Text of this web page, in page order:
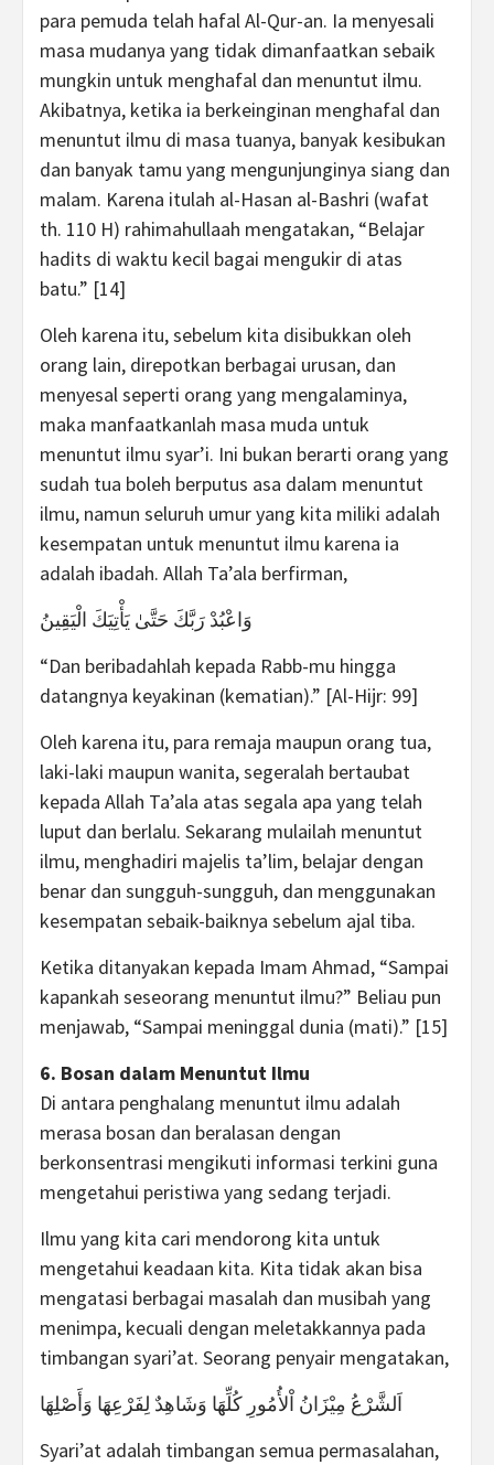
para pemuda telah hafal Al-Qur-an. Ia menyesali
masa mudanya yang tidak dimanfaatkan sebaik
mungkin untuk menghafal dan menuntut ilmu.
Akibatnya, ketika ia berkeinginan menghafal dan
menuntut ilmu di masa tuanya, banyak kesibukan
dan banyak tamu yang mengunjunginya siang dan
malam. Karena itulah al-Hasan al-Bashri (wafat
th. 110 H) rahimahullaah mengatakan, “Belajar
hadits di waktu kecil bagai mengukir di atas
batu.” [14]
Oleh karena itu, sebelum kita disibukkan oleh
orang lain, direpotkan berbagai urusan, dan
menyesal seperti orang yang mengalaminya,
maka manfaatkanlah masa muda untuk
menuntut ilmu syar’i. Ini bukan berarti orang yang
sudah tua boleh berputus asa dalam menuntut
ilmu, namun seluruh umur yang kita miliki adalah
kesempatan untuk menuntut ilmu karena ia
adalah ibadah. Allah Ta’ala berfirman,
وَاعْبُدْ رَبَّكَ حَتَّىٰ يَأْتِيَكَ الْيَقِينُ
“Dan beribadahlah kepada Rabb-mu hingga
datangnya keyakinan (kematian).” [Al-Hijr: 99]
Oleh karena itu, para remaja maupun orang tua,
laki-laki maupun wanita, segeralah bertaubat
kepada Allah Ta’ala atas segala apa yang telah
luput dan berlalu. Sekarang mulailah menuntut
ilmu, menghadiri majelis ta’lim, belajar dengan
benar dan sungguh-sungguh, dan menggunakan
kesempatan sebaik-baiknya sebelum ajal tiba.
Ketika ditanyakan kepada Imam Ahmad, “Sampai
kapankah seseorang menuntut ilmu?” Beliau pun
menjawab, “Sampai meninggal dunia (mati).” [15]
6. Bosan dalam Menuntut Ilmu
Di antara penghalang menuntut ilmu adalah
merasa bosan dan beralasan dengan
berkonsentrasi mengikuti informasi terkini guna
mengetahui peristiwa yang sedang terjadi.
Ilmu yang kita cari mendorong kita untuk
mengetahui keadaan kita. Kita tidak akan bisa
mengatasi berbagai masalah dan musibah yang
menimpa, kecuali dengan meletakkannya pada
timbangan syari’at. Seorang penyair mengatakan,
اَلشَّرْعُ مِيْزَانُ اْلأُمُورِ كُلِّهَا وَشَاهِدٌ لِفَرْعِهَا وَأَصْلِهَا
Syari’at adalah timbangan semua permasalahan,